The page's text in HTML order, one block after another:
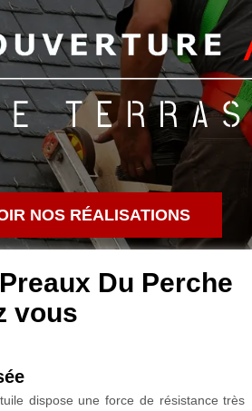
NOS RÉALISATIONS
Du Perche
vous
dispose une force de résistance très